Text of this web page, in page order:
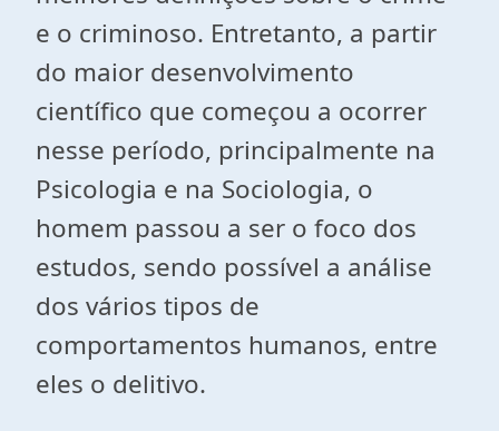
e o criminoso. Entretanto, a partir
do maior desenvolvimento
científico que começou a ocorrer
nesse período, principalmente na
Psicologia e na Sociologia, o
homem passou a ser o foco dos
estudos, sendo possível a análise
dos vários tipos de
comportamentos humanos, entre
eles o delitivo.